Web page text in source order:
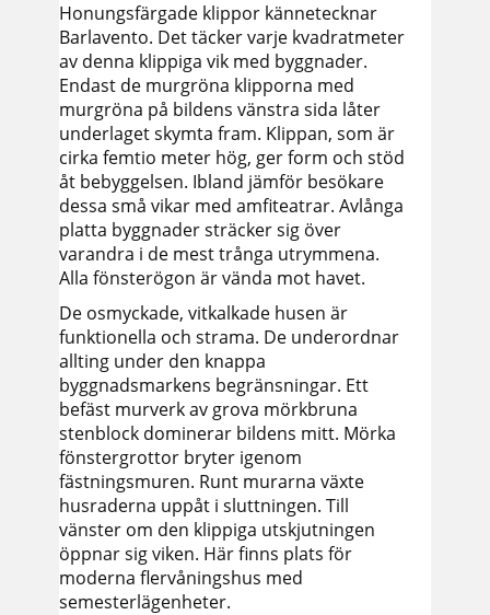
Honungsfärgade klippor kännetecknar
Barlavento. Det täcker varje kvadratmeter
av denna klippiga vik med byggnader.
Endast de murgröna klipporna med
murgröna på bildens vänstra sida låter
underlaget skymta fram. Klippan, som är
cirka femtio meter hög, ger form och stöd
åt bebyggelsen. Ibland jämför besökare
dessa små vikar med amfiteatrar. Avlånga
platta byggnader sträcker sig över
varandra i de mest trånga utrymmena.
Alla fönsterögon är vända mot havet.
De osmyckade, vitkalkade husen är
funktionella och strama. De underordnar
allting under den knappa
byggnadsmarkens begränsningar. Ett
befäst murverk av grova mörkbruna
stenblock dominerar bildens mitt. Mörka
fönstergrottor bryter igenom
fästningsmuren. Runt murarna växte
husraderna uppåt i sluttningen. Till
vänster om den klippiga utskjutningen
öppnar sig viken. Här finns plats för
moderna flervåningshus med
semesterlägenheter.